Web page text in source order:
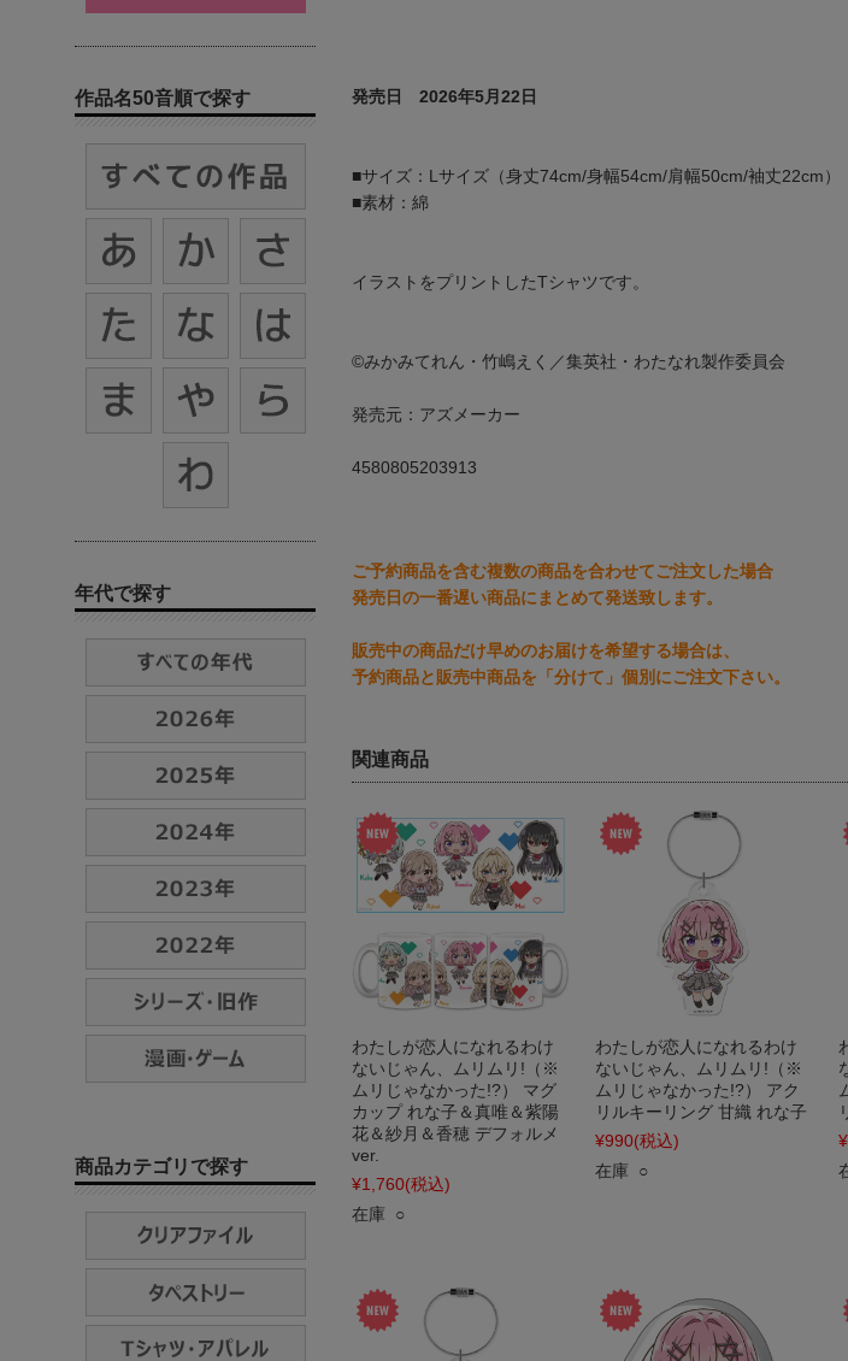
発売日 2026年5月22日
■サイズ：Lサイズ（身丈74cm/身幅54cm/肩幅50cm/袖丈22cm）
■素材：綿
イラストをプリントしたTシャツです。
©みかみてれん・竹嶋えく／集英社・わたなれ製作委員会
発売元：アズメーカー
4580805203913
ご予約商品を含む複数の商品を合わせてご注文した場合
発売日の一番遅い商品にまとめて発送致します。
販売中の商品だけ早めのお届けを希望する場合は、
予約商品と販売中商品を「分けて」個別にご注文下さい。
関連商品
わたしが恋人になれるわけ
ないじゃん、ムリムリ!（※
ムリじゃなかった!?） マグ
カップ れな子＆真唯＆紫陽
花＆紗月＆香穂 デフォルメ
ver.
¥1,760(税込)
在庫 ○
わたしが恋人になれるわけ
ないじゃん、ムリムリ!（※
ムリじゃなかった!?） アク
リルキーリング 甘織 れな子
¥990(税込)
在庫 ○
作品名50音順で探す
年代で探す
商品カテゴリで探す